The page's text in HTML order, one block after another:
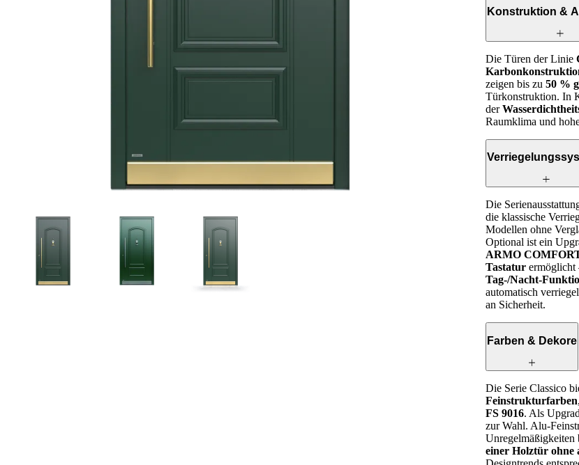
Konstruktion &
Die Türen der Linie
zeigen bis zu 50 %
Tür­konstruktion. In
der
Raumklima und
Die
die klassische
Modellen ohne
Optional ist ein
ARMO
Tastatur ermöglicht
Tag-/Nacht-
automatisch
an Sicherheit.
Farben & Dekore
Die Serie Classico
Feinstrukturfarben
FS 9016. Als
zur Wahl. Alu-
Unregelmäßigkeiten
einer Holztür ohne